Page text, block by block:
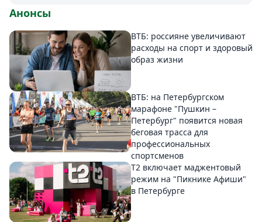
Анонсы
ВТБ: россияне увеличивают
расходы на спорт и здоровый
образ жизни
ВТБ: на Петербургском
марафоне "Пушкин –
Петербург" появится новая
беговая трасса для
профессиональных
спортсменов
Т2 включает маджентовый
режим на "Пикнике Афиши"
в Петербурге